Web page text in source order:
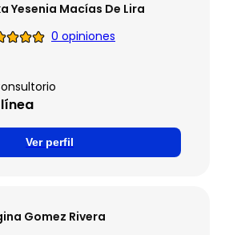
Yesenia Macías De Lira
0 opiniones
Ver perfil
Gomez Rivera